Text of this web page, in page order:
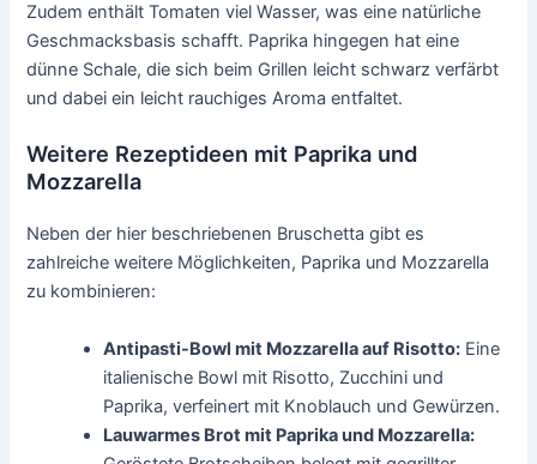
Zudem enthält Tomaten viel Wasser, was eine natürliche
Geschmacksbasis schafft. Paprika hingegen hat eine
dünne Schale, die sich beim Grillen leicht schwarz verfärbt
und dabei ein leicht rauchiges Aroma entfaltet.
Weitere Rezeptideen mit Paprika und
Mozzarella
Neben der hier beschriebenen Bruschetta gibt es
zahlreiche weitere Möglichkeiten, Paprika und Mozzarella
zu kombinieren:
Antipasti-Bowl mit Mozzarella auf Risotto: Eine
italienische Bowl mit Risotto, Zucchini und
Paprika, verfeinert mit Knoblauch und Gewürzen.
Lauwarmes Brot mit Paprika und Mozzarella: